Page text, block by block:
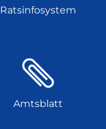
Ratsinfosystem
Amtsblatt